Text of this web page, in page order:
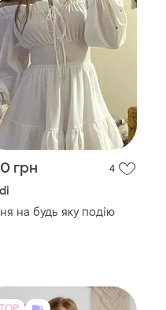
грн 4
на будь яку подію